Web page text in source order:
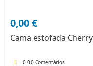
0,00€
Cama estofada Cherry
0.00 Comentários